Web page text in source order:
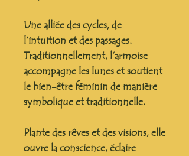
Une alliée des cycles, de
l’intuition et des passages.
Traditionnellement, l’armoise
accompagne les lunes et soutient
le bien-être féminin de manière
symbolique et traditionnelle.
Plante des rêves et des visions, elle
ouvre la conscience, éclaire